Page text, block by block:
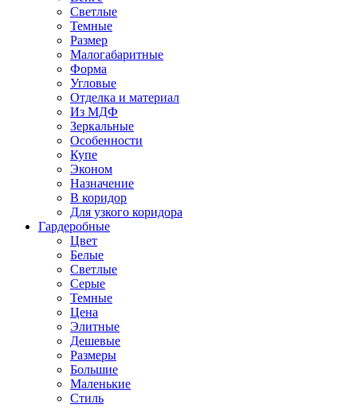
Светлые
Темные
Размер
Малогабаритные
Форма
Угловые
Отделка и материал
Из МДФ
Зеркальные
Особенности
Купе
Эконом
Назначение
В коридор
Для узкого коридора
Гардеробные
Цвет
Белые
Светлые
Серые
Темные
Цена
Элитные
Дешевые
Размеры
Большие
Маленькие
Стиль